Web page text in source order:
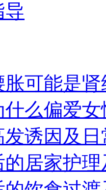
导
可能是
什么偏爱
发诱因及
的居家护